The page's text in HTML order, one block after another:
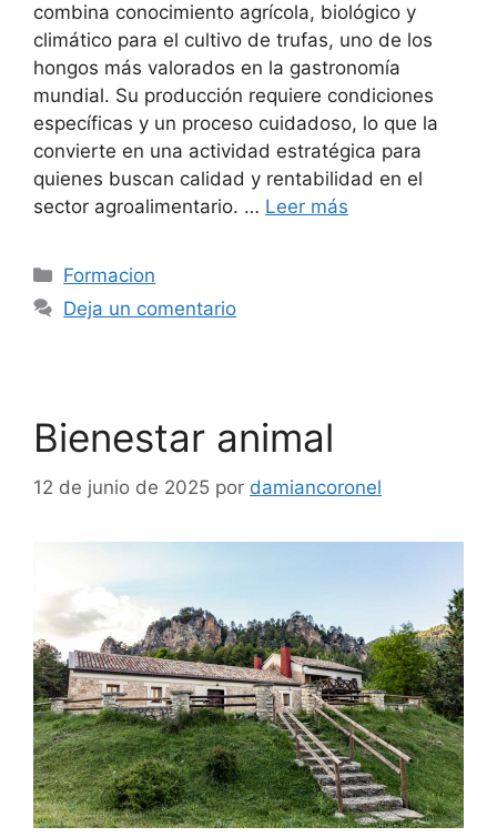
combina conocimiento agrícola, biológico y
climático para el cultivo de trufas, uno de los
hongos más valorados en la gastronomía
mundial. Su producción requiere condiciones
específicas y un proceso cuidadoso, lo que la
convierte en una actividad estratégica para
quienes buscan calidad y rentabilidad en el
sector agroalimentario. … Leer más
Formacion
Deja un comentario
Bienestar animal
12 de junio de 2025 por damiancoronel